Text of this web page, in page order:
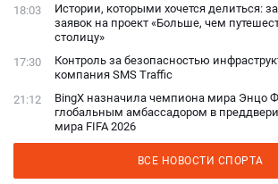
18:03
Истории, которыми хочется делиться:
заявок на проект «Больше, чем
столицу»
17:30
Контроль за безопасностью
компания SMS Traffic
21:12
BingX назначила чемпиона мира Энцо
глобальным амбассадором в
мира FIFA 2026
ВСЕ НОВОСТИ СПОРТА